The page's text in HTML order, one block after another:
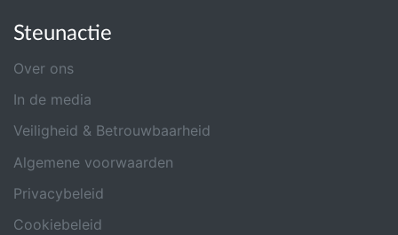
Steunactie
Over ons
In de media
Veiligheid & Betrouwbaarheid
Algemene voorwaarden
Privacybeleid
Cookiebeleid